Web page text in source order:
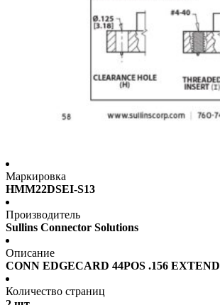
Маркировка
HMM22DSEI-S13
Производитель
Sullins Connector Solutions
Описание
CONN EDGECARD 44POS .156 EXTEND
Количество страниц